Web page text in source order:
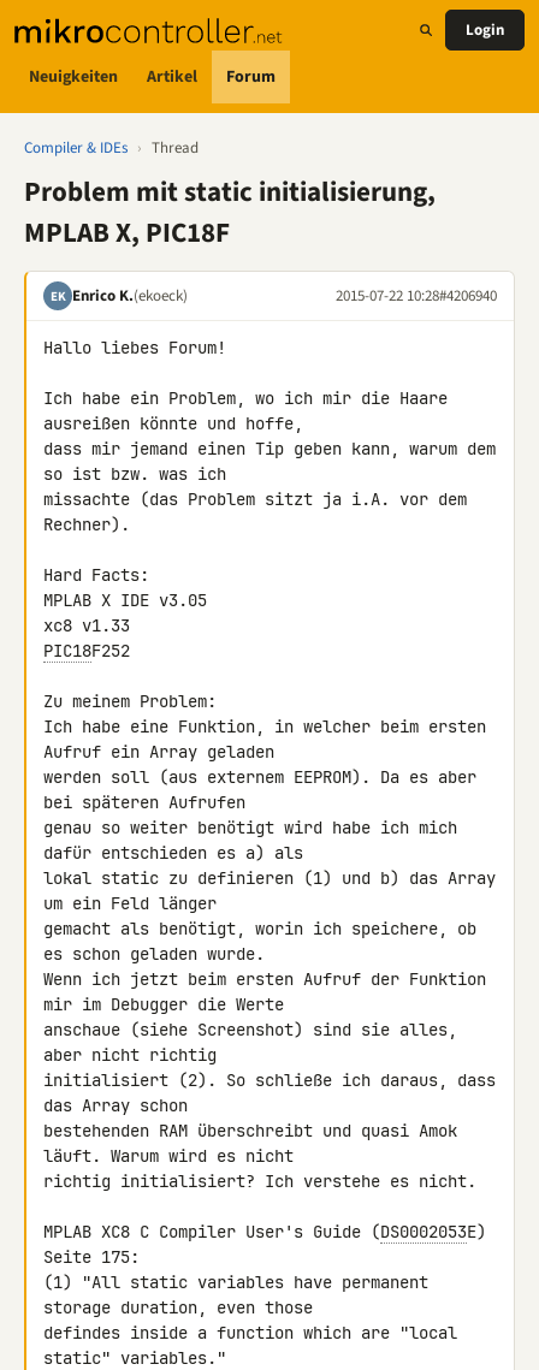
Neuigkeiten Artikel Forum
Login
Compiler & IDEs › Thread
Problem mit static initialisierung,
MPLAB X, PIC18F
EK Enrico K.(ekoeck) 2015-07-22 10:28#4206940
Hallo liebes Forum!
Ich habe ein Problem, wo ich mir die Haare
ausreißen könnte und hoffe,
dass mir jemand einen Tip geben kann, warum dem
so ist bzw. was ich
missachte (das Problem sitzt ja i.A. vor dem
Rechner).
Hard Facts:
MPLAB X IDE v3.05
PIC18F252
Zu meinem Problem:
Ich habe eine Funktion, in welcher beim ersten
Aufruf ein Array geladen
werden soll (aus externem EEPROM). Da es aber
bei späteren Aufrufen
genau so weiter benötigt wird habe ich mich
dafür entschieden es a) als
lokal static zu definieren (1) und b) das Array
um ein Feld länger
gemacht als benötigt, worin ich speichere, ob
es schon geladen wurde.
Wenn ich jetzt beim ersten Aufruf der Funktion
mir im Debugger die Werte
anschaue (siehe Screenshot) sind sie alles,
aber nicht richtig
initialisiert (2). So schließe ich daraus, dass
das Array schon
bestehenden RAM überschreibt und quasi Amok
läuft. Warum wird es nicht
richtig initialisiert? Ich verstehe es nicht.
MPLAB XC8 C Compiler User's Guide (DS0002053E)
Seite 175:
(1) "All static variables have permanent
storage duration, even those
defindes inside a function which are "local
static" variables."